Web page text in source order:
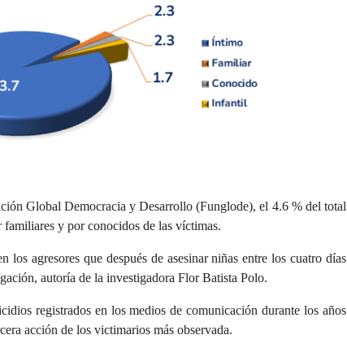
Global Democracia y Desarrollo (Funglode), el 4.6 % del total
familiares y por conocidos de las víctimas.
agresores que después de asesinar niñas entre los cuatro días
autoría de la investigadora Flor Batista Polo.
registrados en los medios de comunicación durante los años
acción de los victimarios más observada.